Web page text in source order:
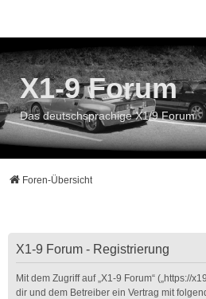
X1-9 Forum
Das deutschsprachige X1/9 Forum
Foren-Übersicht
X1-9 Forum - Registrierung
Mit dem Zugriff auf „X1-9 Forum“ („https://
dir und dem Betreiber ein Vertrag mit